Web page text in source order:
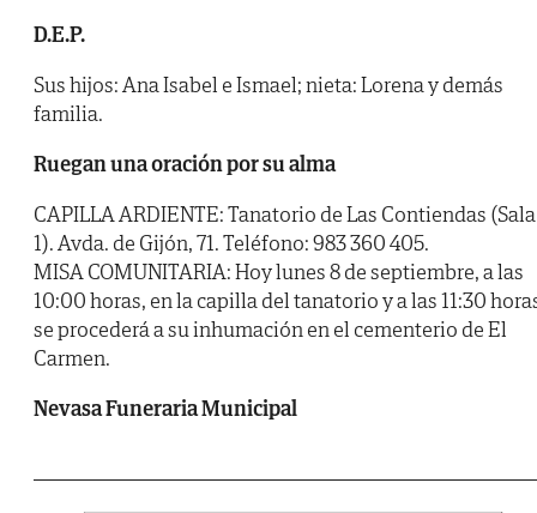
D.E.P.
Sus hijos: Ana Isabel e Ismael; nieta: Lorena y demás
familia.
Ruegan una oración por su alma
CAPILLA ARDIENTE: Tanatorio de Las Contiendas (Sala
1). Avda. de Gijón, 71. Teléfono: 983 360 405.
MISA COMUNITARIA: Hoy lunes 8 de septiembre, a las
10:00 horas, en la capilla del tanatorio y a las 11:30
se procederá a su inhumación en el cementerio de El
Carmen.
Nevasa Funeraria Municipal